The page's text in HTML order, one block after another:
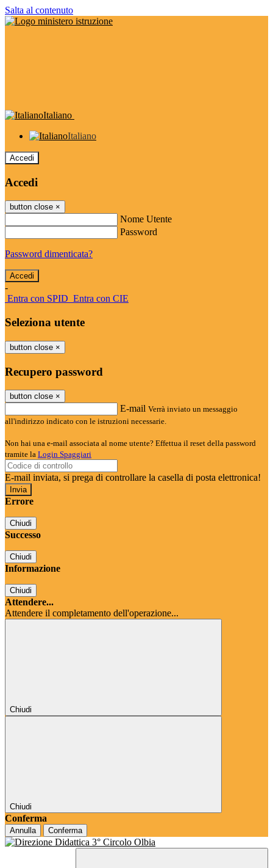
Salta al contenuto
Italiano
Italiano
Accedi
Accedi
button close ×
Nome Utente
Password
Password dimenticata?
-
Entra con SPID Entra con CIE
Seleziona utente
button close ×
Recupero password
button close ×
E-mail Verrà inviato un messaggio
all'indirizzo indicato con le istruzioni necessarie.
Non hai una e-mail associata al nome utente? Effettua il reset della password
tramite la Login Spaggiari
E-mail inviata, si prega di controllare la casella di posta elettronica!
Errore
Chiudi
Successo
Chiudi
Informazione
Chiudi
Attendere...
Attendere il completamento dell'operazione...
Chiudi
Chiudi
Conferma
Annulla Conferma